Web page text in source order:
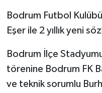
Bodrum Futbol
Eşer ile 2 yıllık yeni
Bodrum İlçe
törenine Bodrum FK
ve teknik sorumlu
Gayrimenkul
GENEL